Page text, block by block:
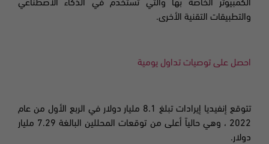
الكمبيوتر الخاصة بها والتي تُستخدم في الذكاء الاصطناعي
والتطبيقات التقنية الأخرى.
احصل على توصيات تداول يومية
تتوقع إنفيديا إيرادات تبلغ 8.1 مليار دولار في الربع الأول من عام
2022 ، وهي حالياً أعلى من توقعات المحللين البالغة 7.29 مليار
دولار.